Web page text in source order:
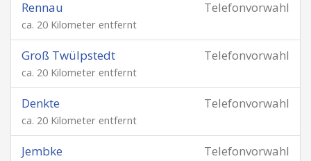
Telefonvorwahl
Rennau
ca. 20 Kilometer entfernt
Telefonvorwahl
Groß Twülpstedt
ca. 20 Kilometer entfernt
Telefonvorwahl
Denkte
ca. 20 Kilometer entfernt
Telefonvorwahl
Jembke